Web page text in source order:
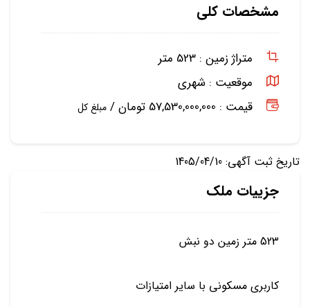
مشخصات کلی
متراژ زمین : 523 متر
موقعیت : شهری
قیمت : 57,530,000,000 تومان /
مبلغ کل
تاریخ ثبت آگهی: 1405/04/10
جزییات ملک
523 متر زمین دو نبش
کاربری مسکونی با سایر امتیازات